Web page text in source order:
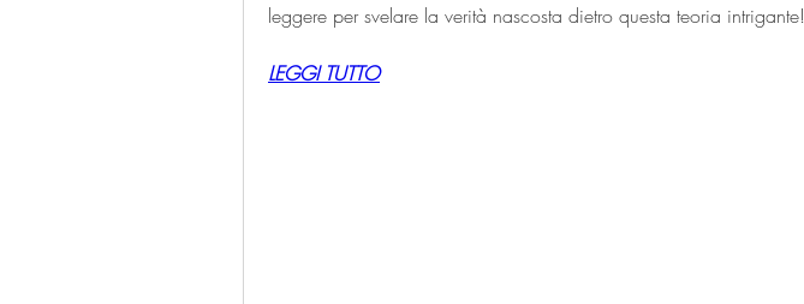
leggere per svelare la verità nascosta dietro questa teoria intrigante!
LEGGI TUTTO